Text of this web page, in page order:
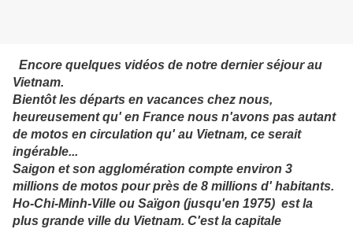
Encore quelques vidéos de notre dernier séjour au
Vietnam.
Bientôt les départs en vacances chez nous,
heureusement qu' en France nous n'avons pas autant
de motos en circulation qu' au Vietnam, ce serait
ingérable...
Saigon et son agglomération compte environ 3
millions de motos pour près de 8 millions d' habitants.
Ho-Chi-Minh-Ville ou Saïgon (jusqu'en 1975) est la
plus grande ville du Vietnam. C'est la capitale